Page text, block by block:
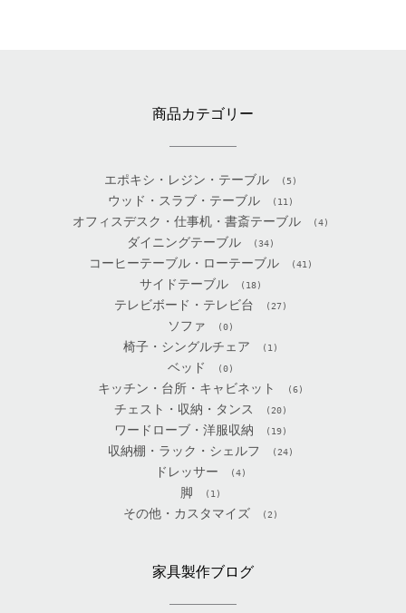
商品カテゴリー
エポキシ・レジン・テーブル (5)
ウッド・スラブ・テーブル (11)
オフィスデスク・仕事机・書斎テーブル (4)
ダイニングテーブル (34)
コーヒーテーブル・ローテーブル (41)
サイドテーブル (18)
テレビボード・テレビ台 (27)
ソファ (0)
椅子・シングルチェア (1)
ベッド (0)
キッチン・台所・キャビネット (6)
チェスト・収納・タンス (20)
ワードローブ・洋服収納 (19)
収納棚・ラック・シェルフ (24)
ドレッサー (4)
脚 (1)
その他・カスタマイズ (2)
家具製作ブログ